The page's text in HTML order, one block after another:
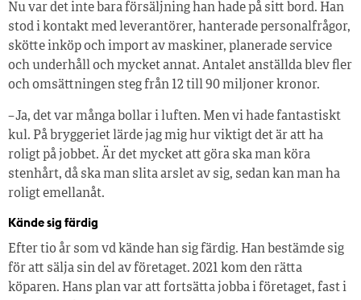
Nu var det inte bara försäljning han hade på sitt bord. Han
stod i kontakt med leverantörer, hanterade personalfrågor,
skötte inköp och import av maskiner, planerade service
och underhåll och mycket annat. Antalet anställda blev fler
och omsättningen steg från 12 till 90 miljoner kronor.
– Ja, det var många bollar i luften. Men vi hade fantastiskt
kul. På bryggeriet lärde jag mig hur viktigt det är att ha
roligt på jobbet. Är det mycket att göra ska man köra
stenhårt, då ska man slita arslet av sig, sedan kan man ha
roligt emellanåt.
Kände sig färdig
Efter tio år som vd kände han sig färdig. Han bestämde sig
för att sälja sin del av företaget. 2021 kom den rätta
köparen. Hans plan var att fortsätta jobba i företaget, fast i